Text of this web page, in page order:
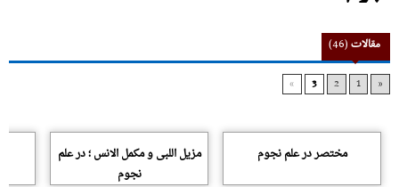
مقالات(46)
«
1
2
3
»
مختصر در علم نجوم
مزیل اللبى و مکمل الانس ؛ در علم
نجوم